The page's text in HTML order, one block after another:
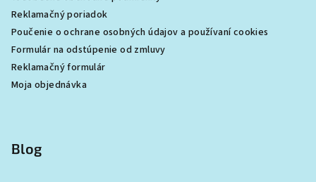
Reklamačný poriadok
Poučenie o ochrane osobných údajov a používaní cookies
Formulár na odstúpenie od zmluvy
Reklamačný formulár
Moja objednávka
Blog